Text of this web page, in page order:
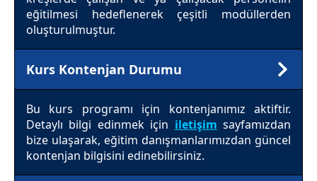
eğitilmesi hedeflenerek çeşitli modüllerden
oluşturulmuştur.
Kurs Kontenjan Durumu
Bu kurs programı için kontenjanımız aktiftir.
Detaylı bilgi edinmek için iletişim sayfamızdan
bize ulaşarak, eğitim danışmanlarımızdan güncel
kontenjan bilgisini edinebilirsiniz.